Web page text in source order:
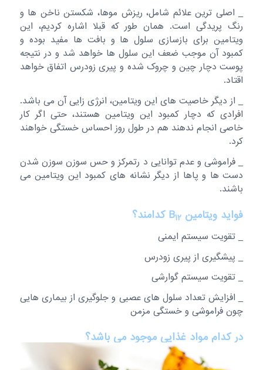
_ اصلی ترین علائم شامل، ریزش موها، شکستن ناخن ها و
رنگ پریدگی است. همان طور که قبلا اشاره کردیم، این
ویتامین برای بازسازی سلول ها و بافت ها مفید بوده و
کمبود آن موجب ضعف این سلول ها خواهد شد و در نتیجه
پوست دچار چین و چروک شده و پیری زودرس اتفاق خواهد
اقتاد.
_ از دیگر خاصیت های این ویتامین، انرژی زایی آن می باشد.
افرادی که دچار کمبود این ویتامین هستند، حتی اگر کار
خاصی انجام ندهند هم در طول روز احساس خستگی خواهند
کرد.
_ فراموشی و عدم توانایی د رتمرکز و حس سوزن سوزن شدن
دست ها و پاها از دیگر نشانه های کمبود این ویتامین می
باشند.
فواید ویتامین B 12 کدامند؟
_ تقویت سیستم ایمنی
_ پیشگیری از پیری زودرس
_ تقویت سیستم گوارشی
_ افزایش تعداد سلول های عصبی و جلوگیری از بیماری هایی
چون فراموشی و خستگی مزمن
در کدام مواد غذایی موجود می باشد؟